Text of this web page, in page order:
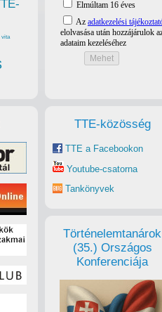
TTE-közösség
TTE a Facebookon
Youtube-csatorna
Tankönyvek
Történelemtanárok
(35.) Országos
Konferenciája
vita